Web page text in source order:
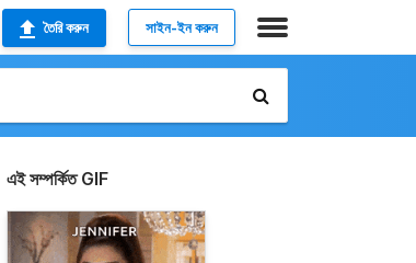
তৈরি করুন সাইন-ইন করুন
এই সম্পর্কিত GIF